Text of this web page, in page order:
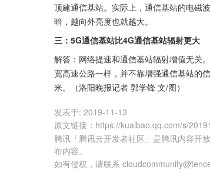
顶建通信基站。实际上，通信基站的电磁
暗，越向外亮度也就越大。
三：5G通信基站比4G通信基站辐射更大
解答：网络提速和通信基站辐射增值无关
宽高速公路一样，并不靠增强通信基站的
米。（洛阳晚报记者 郭学锋 文/图）
发表于: 2019-11-13
原文链接 ： https://kuaibao.qq.com/s/
腾讯「腾讯云开发者社区」是腾讯内容开
布内容。
如有侵权，请联系